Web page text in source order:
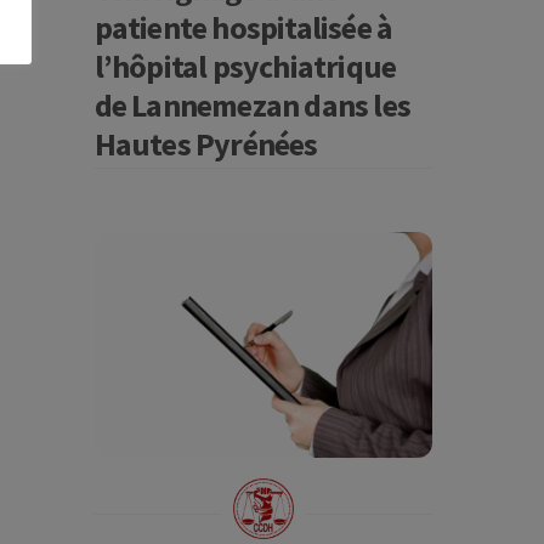
patiente hospitalisée à
l’hôpital psychiatrique
de Lannemezan dans les
Hautes Pyrénées